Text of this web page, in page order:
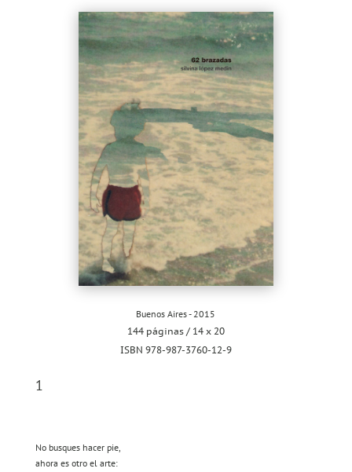
Buenos Aires - 2015
144 páginas / 14 x 20
ISBN 978-987-3760-12-9
1
No busques hacer pie,
ahora es otro el arte: